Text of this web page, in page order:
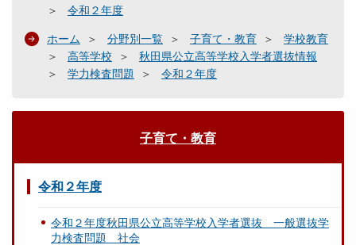
令和２年度
ホーム 分野別一覧 子育て・教育
学校教育
高等学校
秋田県公立高等学校入学者選抜情報
学力検査問題
令和２年度
子育て・教育
令和２年度
令和２年度秋田県公立高等学校入学者選抜 一般選抜学
力検査問題 社会